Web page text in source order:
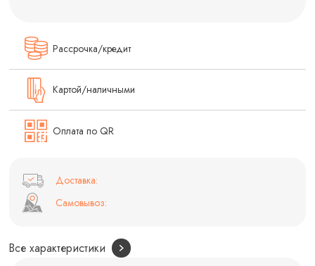
Рассрочка/кредит
Картой/наличными
Оплата по QR
Доставка:
Самовывоз:
Все характеристики